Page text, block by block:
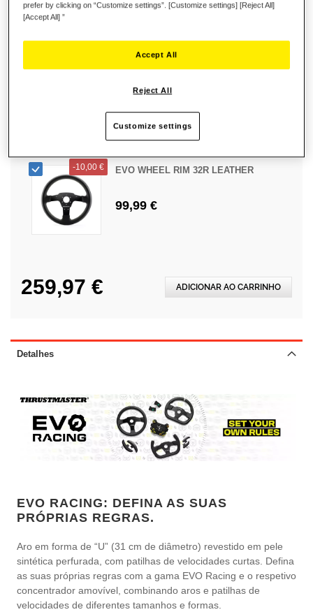
EVO WHEEL RIM 31D LEATHER
99,99 €
-10,00 € EVO WHEEL RIM 32R LEATHER
99,99 €
259,97 € ADICIONAR AO CARRINHO
Detalhes
EVO RACING: DEFINA AS SUAS
PRÓPRIAS REGRAS.
Aro em forma de “U” (31 cm de diâmetro) revestido em pele
sintética perfurada, com patilhas de velocidades curtas. Defina
as suas próprias regras com a gama EVO Racing e o respetivo
concentrador amovível, combinando aros e patilhas de
velocidades de diferentes tamanhos e formas.
prefer by clicking on “Customize settings”. [Customize settings] [Reject All]
[Accept All] ”
Reject All
Accept All
Customize settings